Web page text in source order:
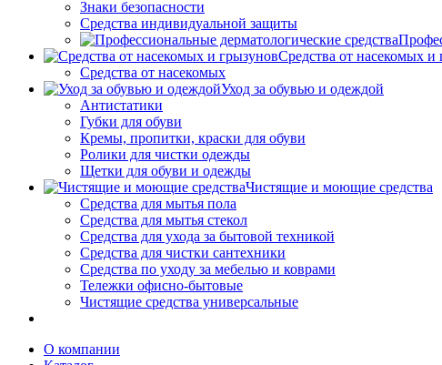
Знаки безопасности
Средства индивидуальной защиты
Средства от насекомых и
Средства от насекомых
Уход за обувью и одеждой
Антистатики
Губки для обуви
Кремы, пропитки, краски для обуви
Ролики для чистки одежды
Щетки для обуви и одежды
Чистящие и моющие средства
Средства для мытья пола
Средства для мытья стекол
Средства для ухода за бытовой техникой
Средства для чистки сантехники
Средства по уходу за мебелью и коврами
Тележки офисно-бытовые
Чистящие средства универсальные
О компании